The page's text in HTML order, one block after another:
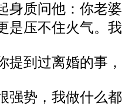
身质问他 ： 你老
是压不住火气。
提到过离婚的事
势，我做什么